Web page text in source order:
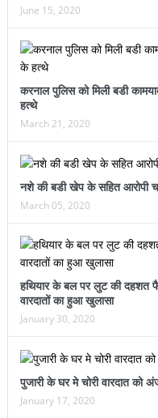
June 15, 2020
करनाल पुलिस को मिली बडी
हत्थे
March 21, 2020
नशे की बडी खेप के सहित आरोपी
March 05, 2020
हथियार के बल पर लुट की दहशत
वारदातों का हुआ खुलासा
January 30, 2020
पुजारी के घर मे चोरी वारदात को
January 17, 2020